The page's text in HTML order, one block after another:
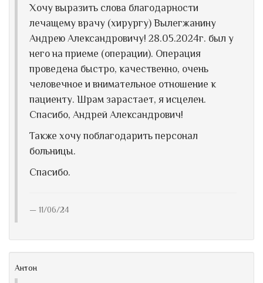
Хочу выразить слова благодарности
лечащему врачу (хирургу) Вылегжанину
Андрею Александровичу! 28.05.2024г. был у
него на приеме (операции). Операция
проведена быстро, качественно, очень
человечное и внимательное отношение к
пациенту. Шрам зарастает, я исцелен.
Спасибо, Андрей Александрович!
Также хочу поблагодарить персонал
больницы.
Спасибо.
11/06/24
Антон